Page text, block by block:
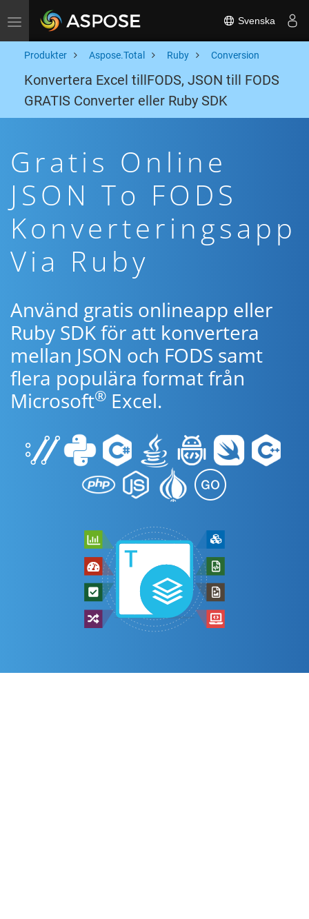
Toggle navigation Svenska
Produkter Aspose.Total Ruby Conversion
Konvertera Excel tillFODS, JSON till FODS
GRATIS Converter eller Ruby SDK
Gratis Online
JSON To FODS
Konverteringsapp
Via Ruby
Använd gratis onlineapp eller
Ruby SDK för att konvertera
mellan JSON och FODS samt
flera populära format från
Microsoft® Excel.